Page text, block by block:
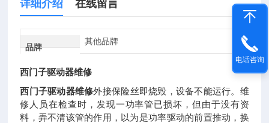
详细介绍 在线留言
品牌
其他品牌
西门子驱动器维修
西门子驱动器维修外接保险丝即烧毁，设备不能运行。维
修人员在检查时，发现一功率管已损坏，但由于没有资
料，弄不清该管的作用，以为是功率驱动的前置推动，换
电话咨询